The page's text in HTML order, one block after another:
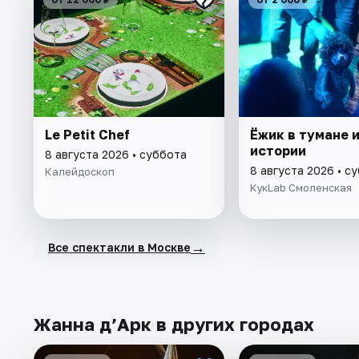
Le Petit Chef
8 августа 2026 • суббота
Калейдоскоп
Ёжик в тумане
истории
8 августа 2026 •
КукLab Смоленская
Все спектакли в Москве →
Жанна д’Арк в других городах